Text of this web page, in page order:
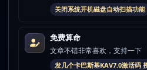
关闭系统开机磁盘自动扫描功能
免费算命
文章不错非常喜欢，支持一下
发几个卡巴斯基KAV7.0激活码